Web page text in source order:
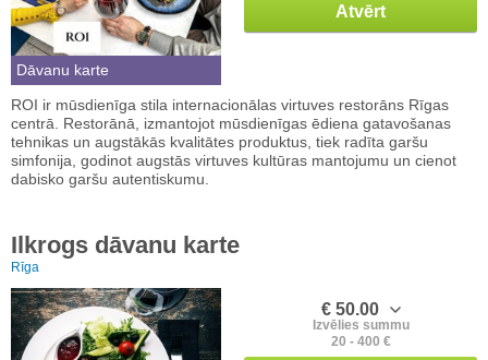
Dāvanu karte
Atvērt
ROI ir mūsdienīga stila internacionālas virtuves restorāns Rīgas
centrā. Restorānā, izmantojot mūsdienīgas ēdiena gatavošanas
tehnikas un augstākās kvalitātes produktus, tiek radīta garšu
simfonija, godinot augstās virtuves kultūras mantojumu un cienot
dabisko garšu autentiskumu.
Ilkrogs dāvanu karte
Rīga
€ 50.00
Izvēlies summu
20 - 400 €